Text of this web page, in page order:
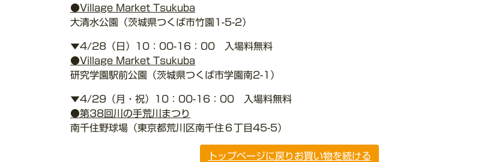
●Village Market Tsukuba
大清水公園（茨城県つくば市竹園1-5-2）
▼4/28（日）10：00-16：00 入場料無料
●Village Market Tsukuba
研究学園駅前公園（茨城県つくば市学園南2-1）
▼4/29（月・祝）10：00-16：00 入場料無料
●第38回川の手荒川まつり
南千住野球場（東京都荒川区南千住６丁目45-5）
トップページに戻り お買い物を続ける